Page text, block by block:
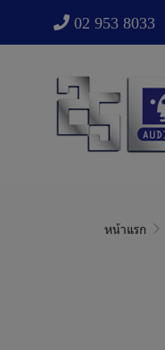
02 953 8033
หน้าแรก